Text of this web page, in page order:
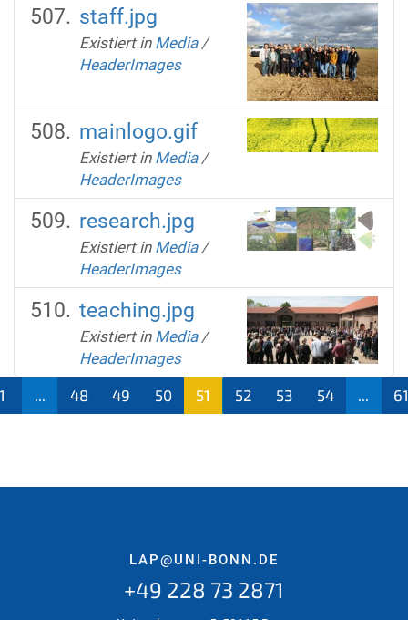
staff.jpg
Existiert in Media /
HeaderImages
mainlogo.gif
Existiert in Media /
HeaderImages
research.jpg
Existiert in Media /
HeaderImages
teaching.jpg
Existiert in Media /
HeaderImages
... 48 49 50
51
52 53 54 ...
LAP@UNI-BONN.DE
+49 228 73 2871